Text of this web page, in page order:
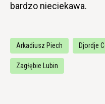
bardzo nieciekawa.
Arkadiusz Piech Djordje
Zagłębie Lubin